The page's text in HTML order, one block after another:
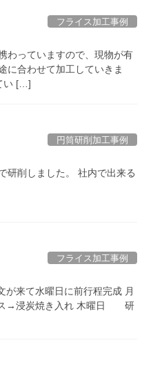
フライス加工事例
わっていますので、現物が有
に合わせて加工していきま
い […]
円筒研削加工事例
研削しました。 社内で出来る
フライス加工事例
が来て水曜日に前行程完成 月
→浸炭焼き入れ 木曜日 研